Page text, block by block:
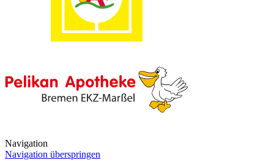
Navigation
Navigation überspringen